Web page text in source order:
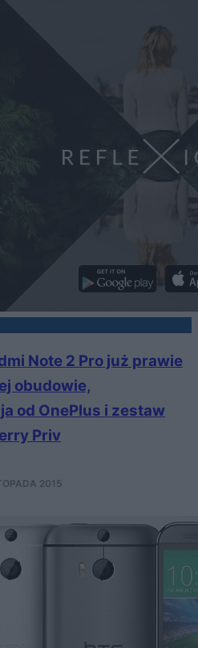
Note 2 Pro już prawie
obudowie,
od OnePlus i zestaw
Priv
2015